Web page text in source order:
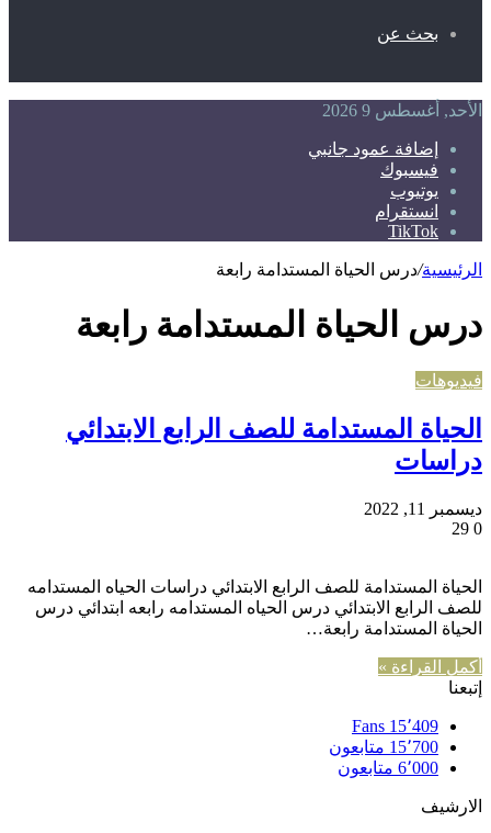
بحث عن
الأحد, أغسطس 9 2026
إضافة عمود جانبي
فيسبوك
يوتيوب
انستقرام
TikTok
الرئيسية/درس الحياة المستدامة رابعة
درس الحياة المستدامة رابعة
فيديوهات
الحياة المستدامة للصف الرابع الابتدائي
دراسات
ديسمبر 11, 2022
0
الحياة المستدامة للصف الرابع الابتدائي دراسات الحياه المستدامه
للصف الرابع الابتدائي درس الحياه المستدامه رابعه ابتدائي درس
الحياة المستدامة رابعة…
أكمل القراءة »
إتبعنا
15٬409 Fans
15٬700 متابعون
6٬000 متابعون
الارشيف